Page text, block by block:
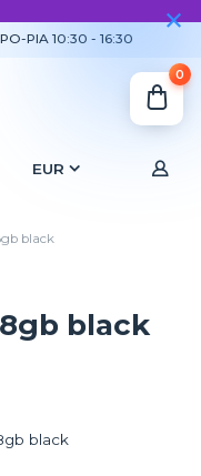
EUR
PO-PIA 10:30 - 16:30
0
black
black